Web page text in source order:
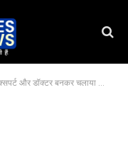
लॉस रैकेट, 80 करोड़ के ऑनलाइन फ्रॉड का पर्दाफाश